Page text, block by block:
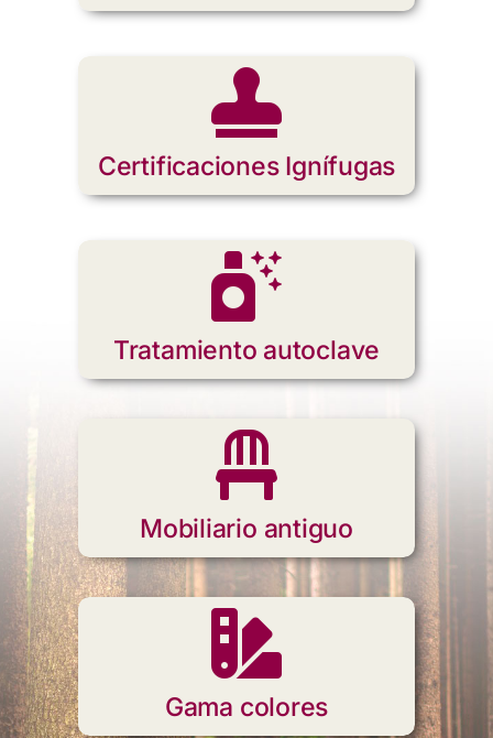
Certificaciones Ignífugas
Tratamiento autoclave
Mobiliario antiguo
Gama colores